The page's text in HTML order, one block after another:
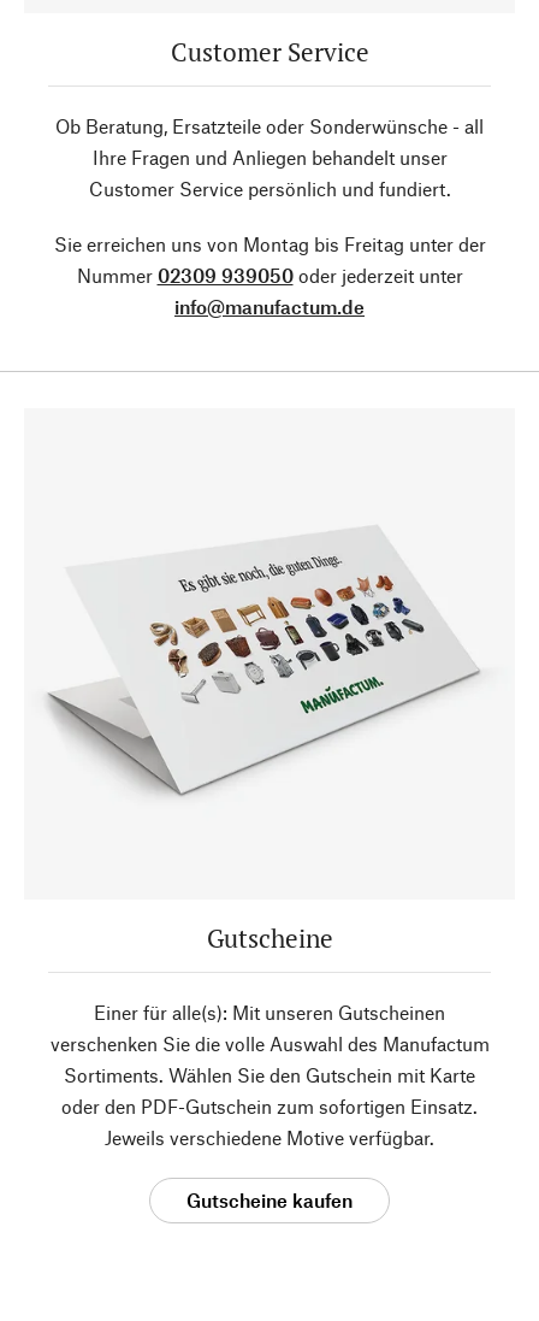
Customer Service
Ob Beratung, Ersatzteile oder Sonderwünsche - all
Ihre Fragen und Anliegen behandelt unser
Customer Service persönlich und fundiert.
Sie erreichen uns von Montag bis Freitag unter der
Nummer 02309 939050oder jederzeit unter
info@manufactum.de
Gutscheine
Einer für alle(s): Mit unseren Gutscheinen
verschenken Sie die volle Auswahl des Manufactum
Sortiments. Wählen Sie den Gutschein mit Karte
oder den PDF-Gutschein zum sofortigen Einsatz.
Jeweils verschiedene Motive verfügbar.
Gutscheine kaufen